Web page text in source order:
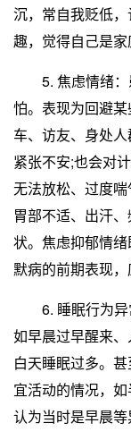
沉，常自我贬低
趣，觉得自己是家
5. 焦虑情绪：
怕。表现为回避
车、访友、身处
紧张不安;也会对
无法放松、过度
胃部不适、出汗
状。焦虑抑郁情
默病的前期表现，
6. 睡眠行为异
如早晨过早醒来
白天睡眠过多。
宜活动的情况，
认为当时是早晨等